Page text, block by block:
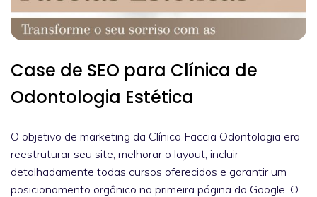
Case de SEO para Clínica de
Odontologia Estética
O objetivo de marketing da Clínica Faccia Odontologia era
reestruturar seu site, melhorar o layout, incluir
detalhadamente todas cursos oferecidos e garantir um
posicionamento orgânico na primeira página do Google. O